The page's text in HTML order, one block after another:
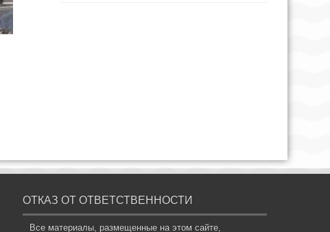
ОТКАЗ ОТ ОТВЕТСТВЕННОСТИ
Все материалы, размещенные на этом сайте,